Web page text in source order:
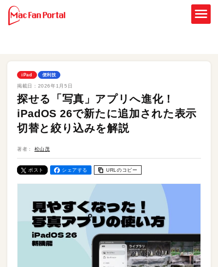
iPad 便利技
掲載日： 2026年1月5日
探せる「写真」アプリへ進化！
iPadOS 26で新たに追加された表示
切替と絞り込みを解説
著者： 松山茂
ポスト シェアする URLのコピー